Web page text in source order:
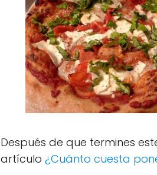
Después de que termines
artículo ¿Cuánto cuesta